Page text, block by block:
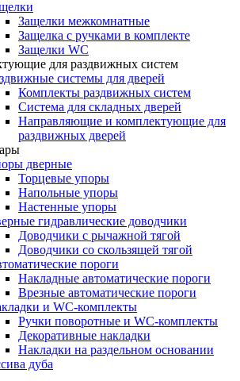
Защелки межкомнатные
Защелка с ручками в комплекте
Защелки WC
для раздвижных систем
системы для дверей
Комплекты раздвижных систем
Система для складных дверей
Направляющие и комплектующие для
раздвижных дверей
дверные
Торцевые упоры
Напольные упоры
Настенные упоры
гидравлические доводчики
Доводчики с рычажной тягой
Доводчики со скользящей тягой
пороги
Накладные автоматические пороги
Врезные автоматические пороги
и WC-комплекты
Ручки поворотные и WC-комплекты
Декоративные накладки
Накладки на раздельном основании
дуба